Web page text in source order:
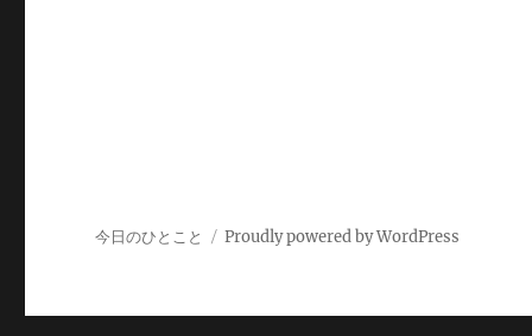
今日のひとこと Proudly powered by WordPress